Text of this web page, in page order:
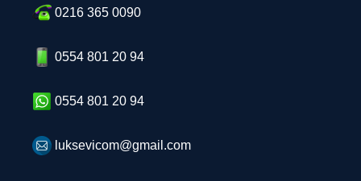
0216 365 0090
0554 801 20 94
0554 801 20 94
luksevicom@gmail.com